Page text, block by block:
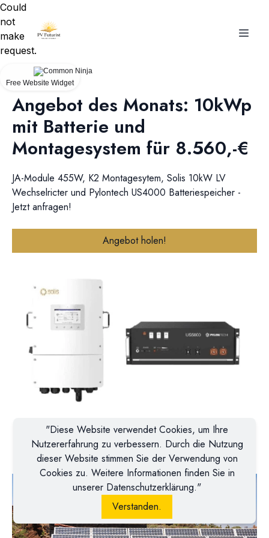
Angebot des Monats: 10kWp
mit Batterie und
Montagesystem für 8.560,-€
JA-Module 455W, K2 Montagesytem, Solis 10kW LV
Wechselricter und Pylontech US4000 Batteriespeicher -
Jetzt anfragen!
Angebot holen!
Could
not
make
request.
Free Website Widget
"Diese Website verwendet Cookies, um Ihre
Nutzererfahrung zu verbessern. Durch die Nutzung
dieser Website stimmen Sie der Verwendung von
Cookies zu. Weitere Informationen finden Sie in
unserer Datenschutzerklärung."
Verstanden.